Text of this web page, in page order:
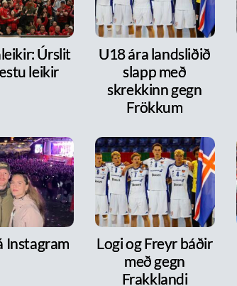
Úrslit
leikir
U18 ára landsliðið
slapp með
skrekkinn gegn
Frökkum
Instagram
Logi og Freyr báðir
með gegn
Frakklandi